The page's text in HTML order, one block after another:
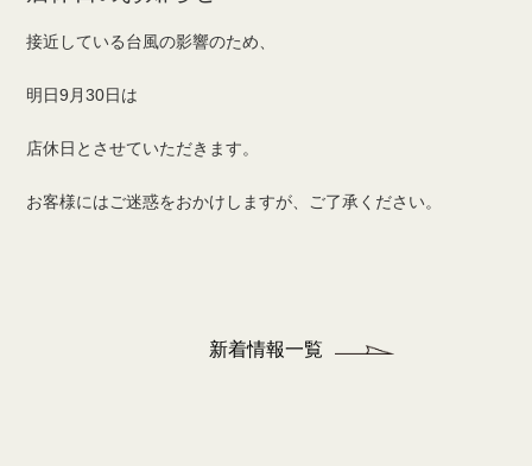
接近している台風の影響のため、
明日9月30日は
店休日とさせていただきます。
お客様にはご迷惑をおかけしますが、ご了承ください。
新着情報一覧